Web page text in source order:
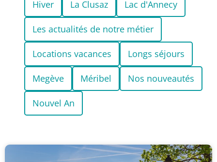
Hiver La Clusaz Lac d'Annecy
Les actualités de notre métier
Locations vacances Longs séjours
Megève Méribel Nos nouveautés
Nouvel An